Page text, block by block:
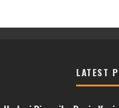
LATEST